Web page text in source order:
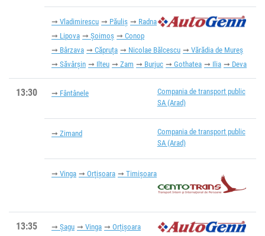
Vladimirescu Păuliș
Radna
Lipova
Șoimoș
Conop
Bârzava
Căpruța Nicolae Bălcescu
Vărădia de Mureș
Săvârșin
Ilteu Zam Burjuc Gothatea Ilia Deva
13:30
Compania de transport public
SA (Arad)
Fântânele
Compania de transport public
SA (Arad)
Zimand
Vinga Orțişoara Timișoara
13:35 Șagu Vinga
Orțişoara